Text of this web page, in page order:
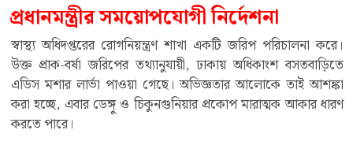
প্রধানমন্ত্রীর সময়োপযোগী নির্দেশনা
স্বাস্থ্য অধিদপ্তরের রোগনিয়ন্ত্রণ শাখা একটি জরিপ পরিচালনা করে।
উক্ত প্রাক-বর্ষা জরিপের তথ্যানুযায়ী, ঢাকায় অধিকাংশ বসতবাড়িতে
এডিস মশার লার্ভা পাওয়া গেছে। অভিজ্ঞতার আলোকে তাই আশঙ্কা
করা হচ্ছে, এবার ডেঙ্গু ও চিকুনগুনিয়ার প্রকোপ মারাত্মক আকার ধারণ
করতে পারে।